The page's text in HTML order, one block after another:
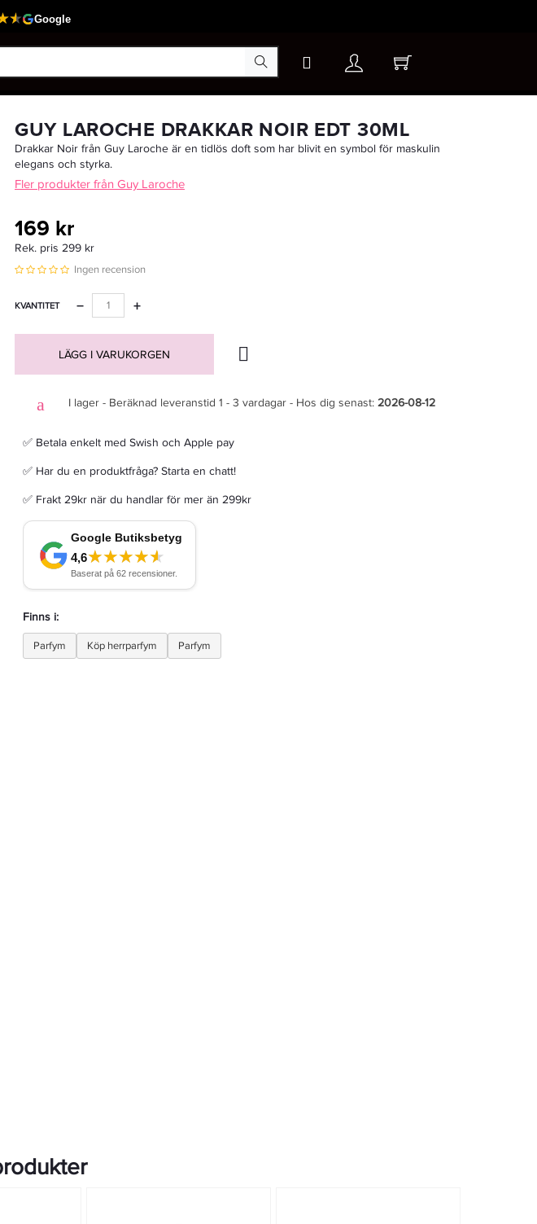
varukorg
GUY LAROCHE DRAKKAR NOIR EDT 30ML
Drakkar Noir från Guy Laroche är en tidlös doft som har blivit en symbol för maskulin
elegans och styrka.
Fler produkter från Guy Laroche
169 kr
Rek. pris 299 kr
Ingen recension
KVANTITET +
−
LÄGG I VARUKORGEN
I lager - Beräknad leveranstid 1 - 3 vardagar - Hos dig senast: 2026-08-12
✅ Betala enkelt med Swish och Apple pay
✅ Har du en produktfråga? Starta en chatt!
✅ Frakt 29kr när du handlar för mer än 299kr
Finns i:
Parfym Köp herrparfym Parfym